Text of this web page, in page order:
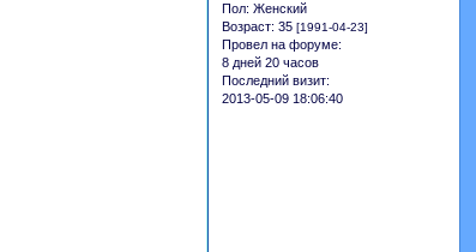
Пол: Женский
Возраст: 35 [1991-04-23]
Провел на форуме:
8 дней 20 часов
Последний визит:
2013-05-09 18:06:40